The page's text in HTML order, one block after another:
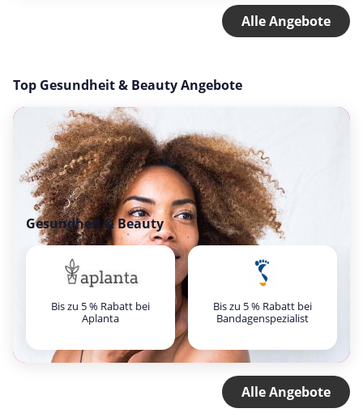
Alle Angebote
Top Gesundheit & Beauty Angebote
Gesundheit & Beauty
Bis zu 5 % Rabatt bei
Aplanta
Bis zu 5 % Rabatt bei
Bandagenspezialist
Alle Angebote